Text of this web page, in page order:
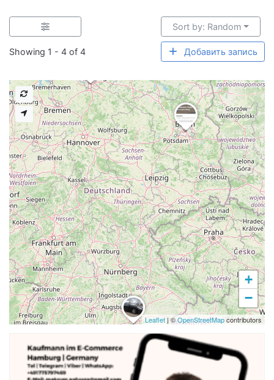
Showing 1 - 4 of 4
Sort by: Random
Добавить запись
+
−
Leaflet| ©OpenStreetMapcontributors